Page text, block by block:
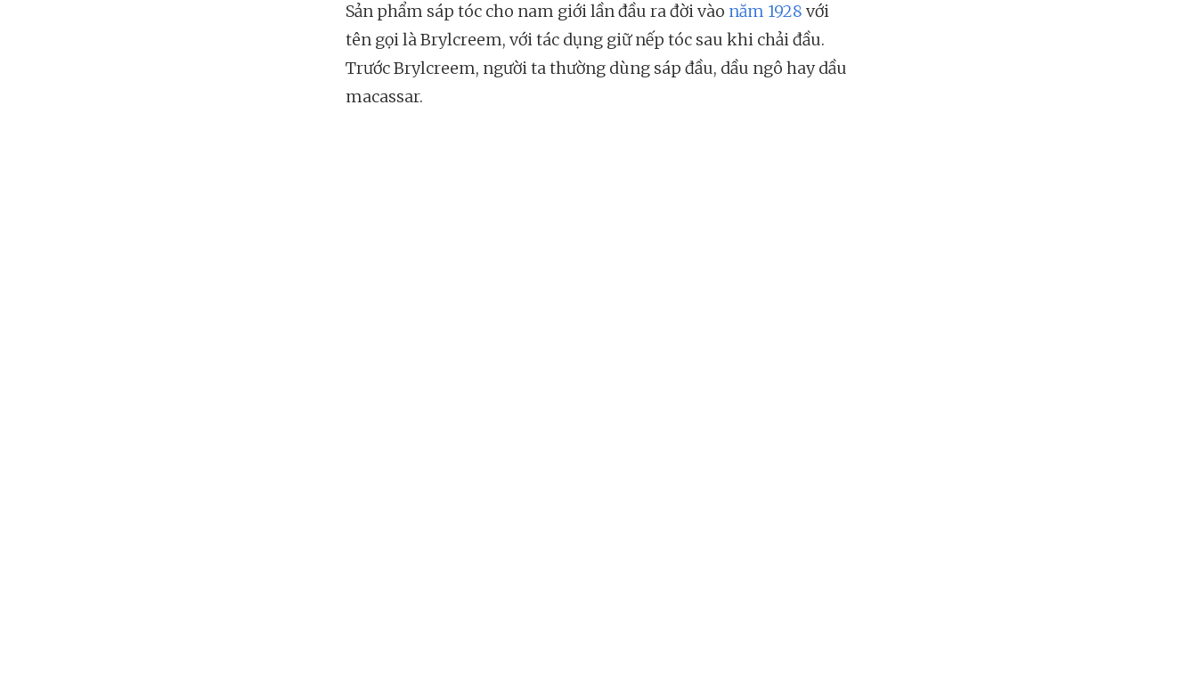
Sản phẩm sáp tóc cho nam giới lần đầu ra đời vào năm 1928 với
tên gọi là Brylcreem, với tác dụng giữ nếp tóc sau khi chải đầu.
Trước Brylcreem, người ta thường dùng sáp đầu, dầu ngô hay dầu
macassar.